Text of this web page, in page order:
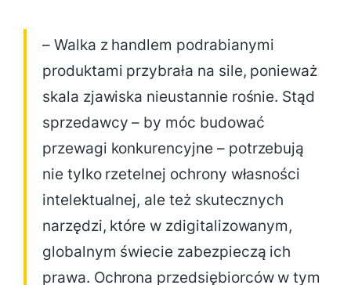
– Walka z handlem podrabianymi
produktami przybrała na sile, ponieważ
skala zjawiska nieustannie rośnie. Stąd
sprzedawcy – by móc budować
przewagi konkurencyjne – potrzebują
nie tylko rzetelnej ochrony własności
intelektualnej, ale też skutecznych
narzędzi, które w zdigitalizowanym,
globalnym świecie zabezpieczą ich
prawa. Ochrona przedsiębiorców w tym